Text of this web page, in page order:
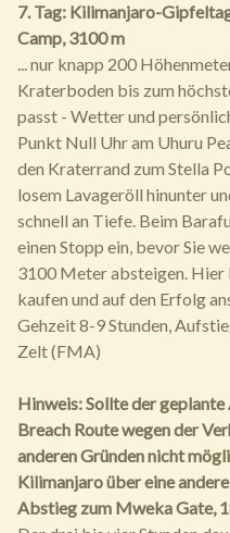
7. Tag: Kilimanjaro-
Camp, 3100 m
... nur knapp 200
Kraterboden bis zum
passt - Wetter und
Punkt Null Uhr am Uhuru
den Kraterrand zum Stella
losem Lavageröll hinunter
schnell an Tiefe. Beim
einen Stopp ein, bevor Sie
3100 Meter absteigen. Hier
kaufen und auf den Erfolg
Gehzeit 8-9 Stunden,
Zelt (FMA)
Hinweis: Sollte der
Breach Route wegen der
anderen Gründen nicht
Kilimanjaro über eine
Abstieg zum Mweka Gate,